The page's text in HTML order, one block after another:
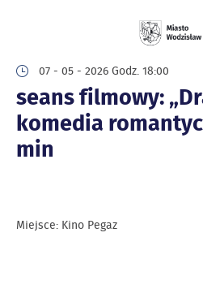
07 - 05 - 2026 Godz. 18:00
seans filmowy:
komedia
min
Miejsce: Kino Pegaz